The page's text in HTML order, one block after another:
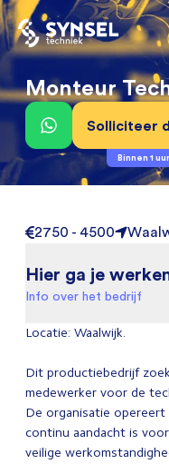
Monteur
Solliciteer
Binnen 1
2750 - 4500
Hier ga je
Info over het bedrijf
Locatie: Waalwijk.
Dit productiebedrijf
medewerker voor de
De organisatie
continu aandacht is
veilige